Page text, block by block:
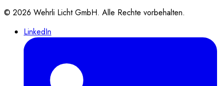
© 2026 Wehrli Licht GmbH. Alle Rechte vorbehalten.
LinkedIn